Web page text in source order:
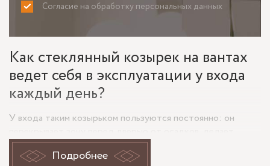
Согласие на обработку персональных данных
ПРИНИМАЮ НЕ ПРИНИМАЮ
Как стеклянный козырек на вантах
ведет себя в эксплуатации у входа
каждый день?
У входа таким козырьком пользуются постоянно: он
подход к проему комфортнее и не утяжеляет фасад
глухой конструкцией. Для жилого дома, коммерческого
Подробнее